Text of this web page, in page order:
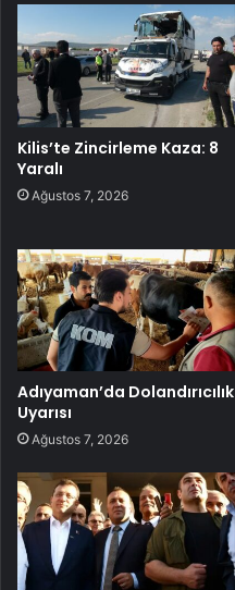
Kilis’te Zincirleme Kaza: 8
Yaralı
Ağustos 7, 2026
Adıyaman’da Dolandırıcılık
Uyarısı
Ağustos 7, 2026